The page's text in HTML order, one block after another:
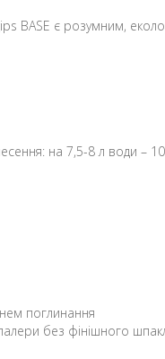
BASE є розумним,
на 7,5-8 л води – 10
поглинання
без фінішного